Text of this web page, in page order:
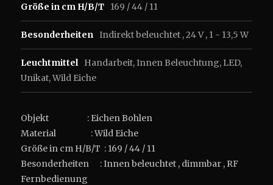
Größe in cm H/B/T 169 / 44 / 11
Besonderheiten Indirekt beleuchtet , 24 V , 1 - 13,5 W
Leuchtmittel Handarbeit,Innen Beleuchtung, LED,
Unikat,Wild Eiche
Objekt : Eichen Bohlen
Material : Wild Eiche
Größe in cm H/B/T : 169 / 44 / 11
Besonderheiten : Innen beleuchtet , dimmbar , RF
Fernbedienung